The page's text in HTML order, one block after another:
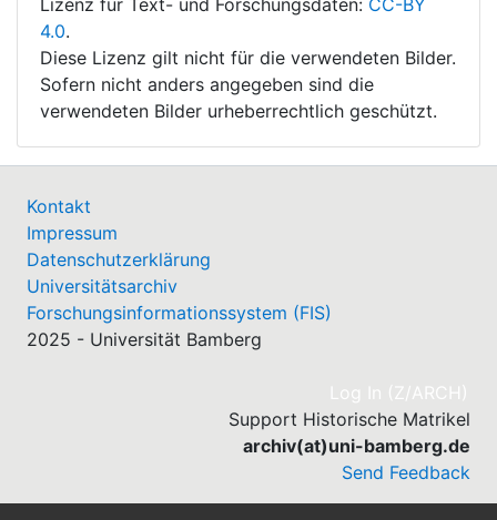
Lizenz für Text- und Forschungsdaten: CC-BY
4.0.
Diese Lizenz gilt nicht für die verwendeten Bilder.
Sofern nicht anders angegeben sind die
verwendeten Bilder urheberrechtlich geschützt.
Kontakt
Impressum
Datenschutzerklärung
Universitätsarchiv
Forschungsinformationssystem (FIS)
2025 - Universität Bamberg
Log In (Z/ARCH)
Support Historische Matrikel
archiv(at)uni-bamberg.de
Send Feedback